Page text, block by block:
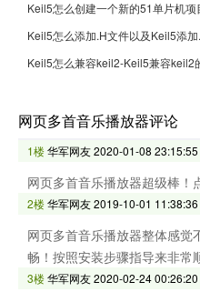
Keil5怎么添加.H文件以及Keil5添
Keil5怎么兼容keil2-Keil5兼容keil2
网页多首音乐播放器评论
1楼华军网友2020-01-08 23:15:55
网页多首音乐播放器超级棒！
2楼华军网友2019-10-01 11:38:36
网页多首音乐播放器整体感
畅！按照安装步骤指导来非常
3楼华军网友2020-02-24 00:26:20